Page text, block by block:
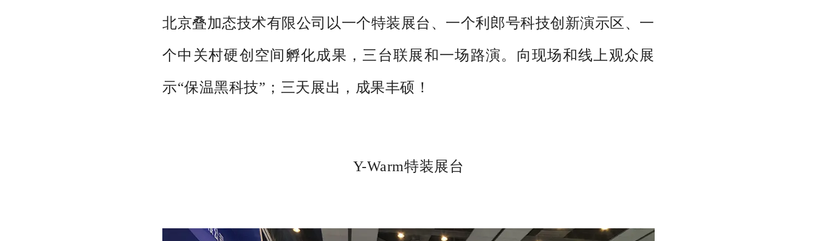
北京叠加态技术有限公司以一个特装展台、一个利郎号科技创新演示区、一
个中关村硬创空间孵化成果，三台联展和一场路演。向现场和线上观众展
示“保温黑科技”；三天展出，成果丰硕！
Y-Warm特装展台